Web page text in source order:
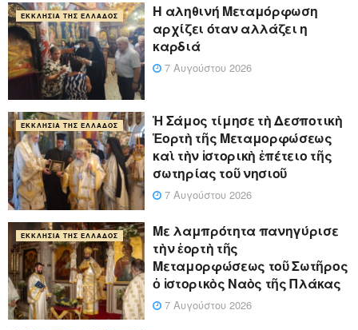
ΕΚΚΛΗΣΊΑ ΤΗΣ ΕΛΛΆΔΟΣ
Η αληθινή Μεταμόρφωση
αρχίζει όταν αλλάζει η
καρδιά
7 Αυγούστου 2026
ΕΚΚΛΗΣΊΑ ΤΗΣ ΕΛΛΆΔΟΣ
Ἡ Σάμος τίμησε τὴ Δεσποτικὴ
Ἑορτὴ τῆς Μεταμορφώσεως
καὶ τὴν ἱστορικὴ ἐπέτειο τῆς
σωτηρίας τοῦ νησιοῦ
7 Αυγούστου 2026
ΕΚΚΛΗΣΊΑ ΤΗΣ ΕΛΛΆΔΟΣ
Με λαμπρότητα πανηγύρισε
τὴν ἑορτὴ τῆς
Μεταμορφώσεως τοῦ Σωτῆρος
ὁ ἱστορικὸς Ναὸς τῆς Πλάκας
7 Αυγούστου 2026